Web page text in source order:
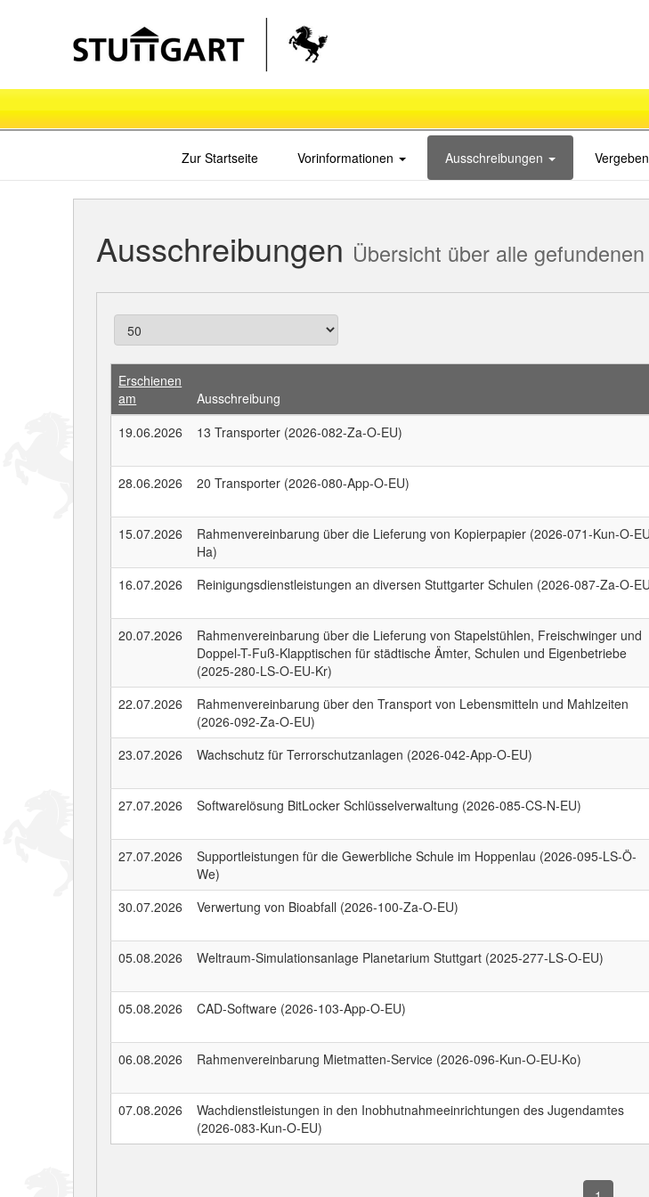
Zur Startseite Vorinformationen Ausschreibungen
Ausschreibungen Übersicht über alle
Erschienen
am
Ausschreibung
19.06.2026
13 Transporter (2026-082-Za-O-EU)
28.06.2026
20 Transporter (2026-080-App-O-EU)
15.07.2026
Rahmenvereinbarung über die Lieferung von Kopierpapier (2026-071-Kun-O-
Ha)
16.07.2026
Reinigungsdienstleistungen an diversen Stuttgarter Schulen (2026-087-Za-O-
20.07.2026
Rahmenvereinbarung über die Lieferung von Stapelstühlen, Freischwinger und
Doppel-T-Fuß-Klapptischen für städtische Ämter, Schulen und Eigenbetriebe
(2025-280-LS-O-EU-Kr)
22.07.2026
Rahmenvereinbarung über den Transport von Lebensmitteln und Mahlzeiten
(2026-092-Za-O-EU)
23.07.2026
Wachschutz für Terrorschutzanlagen (2026-042-App-O-EU)
27.07.2026
Softwarelösung BitLocker Schlüsselverwaltung (2026-085-CS-N-EU)
27.07.2026
Supportleistungen für die Gewerbliche Schule im Hoppenlau (2026-095-LS-Ö-
We)
30.07.2026
Verwertung von Bioabfall (2026-100-Za-O-EU)
05.08.2026
Weltraum-Simulationsanlage Planetarium Stuttgart (2025-277-LS-O-EU)
05.08.2026
CAD-Software (2026-103-App-O-EU)
06.08.2026
Rahmenvereinbarung Mietmatten-Service (2026-096-Kun-O-EU-Ko)
07.08.2026
Wachdienstleistungen in den Inobhutnahmeeinrichtungen des Jugendamtes
(2026-083-Kun-O-EU)